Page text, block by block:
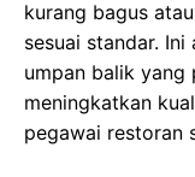
kurang bagus
sesuai standar.
umpan balik yang
meningkatkan
pegawai restoran